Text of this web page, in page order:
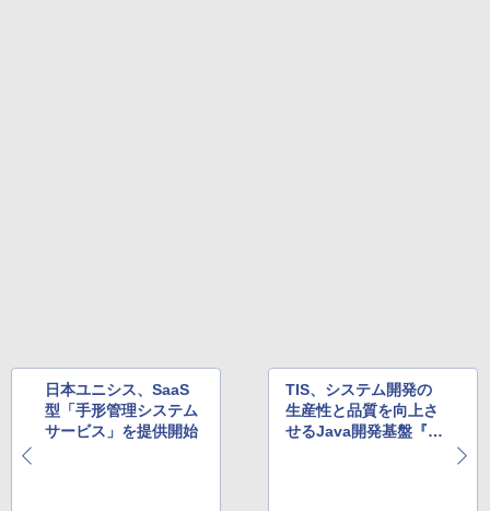
日本ユニシス、SaaS
型「手形管理システム
サービス」を提供開始
TIS、システム開発の
生産性と品質を向上さ
せるJava開発基盤『X